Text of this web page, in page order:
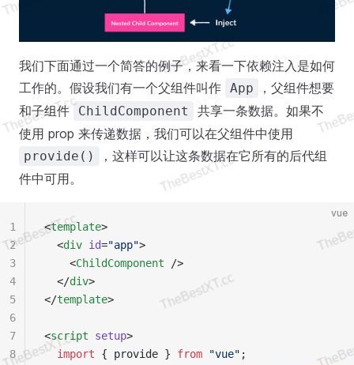
我们下面通过一个简答的例子，来看一下依赖注入是如何
工作的。假设我们有一个父组件叫作 App
，父组件想要
和子组件
ChildComponent
共享一条数据。如果不
使用 prop 来传递数据，我们可以在父组件中使用
provide()
，这样可以让这条数据在它所有的后代组
件中可用。
vue
<template>
  <
div id="app">
    <
ChildComponent />
  </
div>
</template>
<script setup>
  import
{ provide } from "vue" ;
1
2
3
4
5
6
7
8